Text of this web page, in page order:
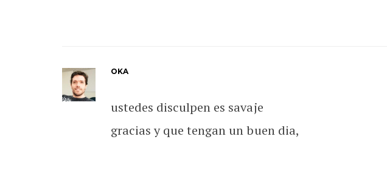
OKA
ustedes disculpen es savaje
gracias y que tengan un buen dia,